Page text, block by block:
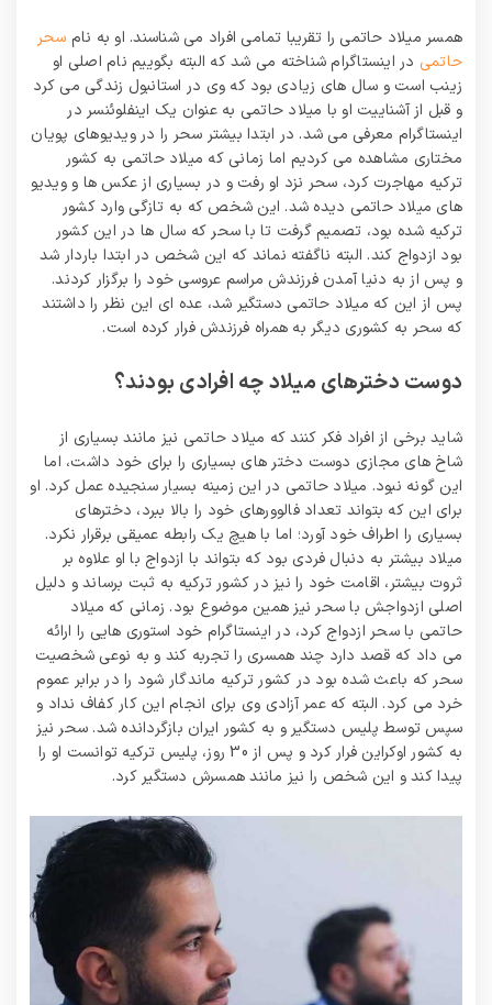
همسر میلاد حاتمی را تقریبا تمامی افراد می شناسند. او به نام سحر
حاتمی در اینستاگرام شناخته می شد که البته بگوییم نام اصلی او
زینب است و سال های زیادی بود که وی در استانبول زندگی می کرد
و قبل از آشناییت او با میلاد حاتمی به عنوان یک اینفلوئنسر در
اینستاگرام معرفی می شد. در ابتدا بیشتر سحر را در ویدیوهای پویان
مختاری مشاهده می کردیم اما زمانی که میلاد حاتمی به کشور
ترکیه مهاجرت کرد، سحر نزد او رفت و در بسیاری از عکس ها و ویدیو
های میلاد حاتمی دیده شد. این شخص که به تازگی وارد کشور
ترکیه شده بود، تصمیم گرفت تا با سحر که سال ها در این کشور
بود ازدواج کند. البته ناگفته نماند که این شخص در ابتدا باردار شد
و پس از به دنیا آمدن فرزندش مراسم عروسی خود را برگزار کردند.
پس از این که میلاد حاتمی دستگیر شد، عده ای این نظر را داشتند
که سحر به کشوری دیگر به همراه فرزندش فرار کرده است.
دوست دخترهای میلاد چه افرادی بودند؟
شاید برخی از افراد فکر کنند که میلاد حاتمی نیز مانند بسیاری از
شاخ های مجازی دوست دختر های بسیاری را برای خود داشت، اما
این گونه نبود. میلاد حاتمی در این زمینه بسیار سنجیده عمل کرد. او
برای این که بتواند تعداد فالوورهای خود را بالا ببرد، دخترهای
بسیاری را اطراف خود آورد؛ اما با هیچ یک رابطه عمیقی برقرار نکرد.
میلاد بیشتر به دنبال فردی بود که بتواند با ازدواج با او علاوه بر
ثروت بیشتر، اقامت خود را نیز در کشور ترکیه به ثبت برساند و دلیل
اصلی ازدواجش با سحر نیز همین موضوع بود. زمانی که میلاد
حاتمی با سحر ازدواج کرد، در اینستاگرام خود استوری هایی را ارائه
می داد که قصد دارد چند همسری را تجربه کند و به نوعی شخصیت
سحر که باعث شده بود در کشور ترکیه ماندگار شود را در برابر عموم
خرد می کرد. البته که عمر آزادی وی برای انجام این کار کفاف نداد و
سپس توسط پلیس دستگیر و به کشور ایران بازگردانده شد. سحر نیز
به کشور اوکراین فرار کرد و پس از 30 روز، پلیس ترکیه توانست او را
پیدا کند و این شخص را نیز مانند همسرش دستگیر کرد.